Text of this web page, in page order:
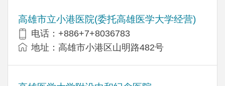
高雄市立小港医院(委托高雄医学大学经营)
电话：+886+7+8036783
地址：高雄市小港区山明路482号